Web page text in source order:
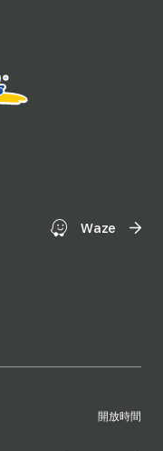
Waze
開放時間